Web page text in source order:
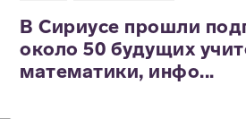
В Сириусе прошли
около 50 будущих
математики, инфо...